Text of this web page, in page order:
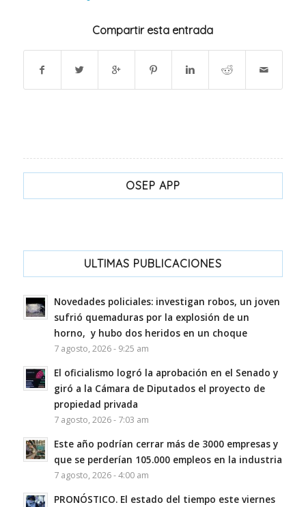
Compartir esta entrada
OSEP APP
ULTIMAS PUBLICACIONES
Novedades policiales: investigan robos, un joven
sufrió quemaduras por la explosión de un
horno, y hubo dos heridos en un choque
7 agosto, 2026 - 9:25 am
El oficialismo logró la aprobación en el Senado y
giró a la Cámara de Diputados el proyecto de
propiedad privada
7 agosto, 2026 - 7:03 am
Este año podrían cerrar más de 3000 empresas y
que se perderían 105.000 empleos en la industria
7 agosto, 2026 - 4:00 am
PRONÓSTICO. El estado del tiempo este viernes